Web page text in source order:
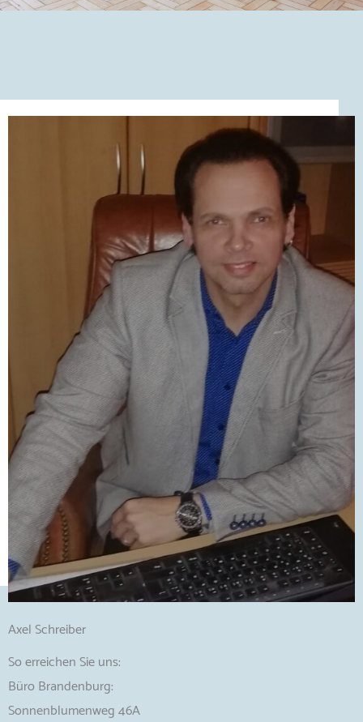
Axel Schreiber
So erreichen Sie uns:
Büro Brandenburg:
Sonnenblumenweg 46A